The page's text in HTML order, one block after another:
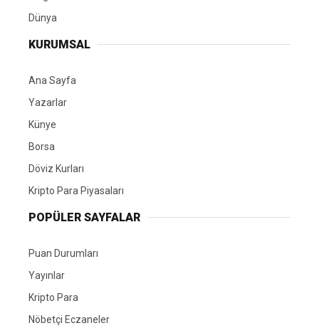
Dünya
KURUMSAL
Ana Sayfa
Yazarlar
Künye
Borsa
Döviz Kurları
Kripto Para Piyasaları
POPÜLER SAYFALAR
Puan Durumları
Yayınlar
Kripto Para
Nöbetçi Eczaneler